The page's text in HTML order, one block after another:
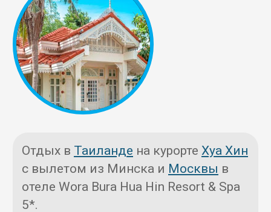
Отдых в Таиланде на курорте Хуа Хин
с вылетом из Минска и Москвы в
отеле Wora Bura Hua Hin Resort & Spa
5*.